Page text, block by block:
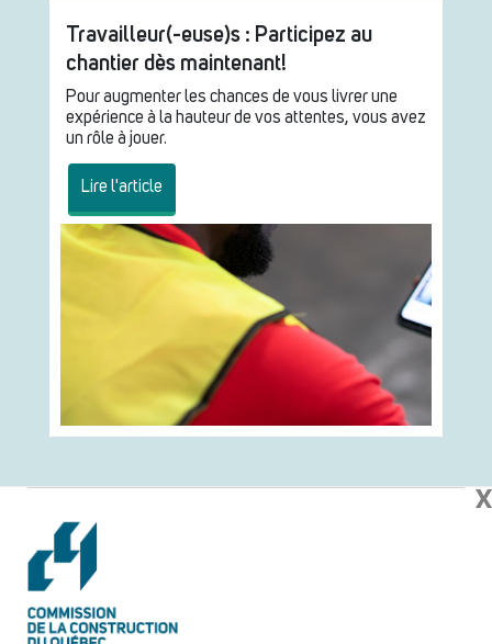
Travailleur(-euse)s : Participez au
chantier dès maintenant!
Pour augmenter les chances de vous livrer une
expérience à la hauteur de vos attentes, vous avez
un rôle à jouer.
Lire l'article
X